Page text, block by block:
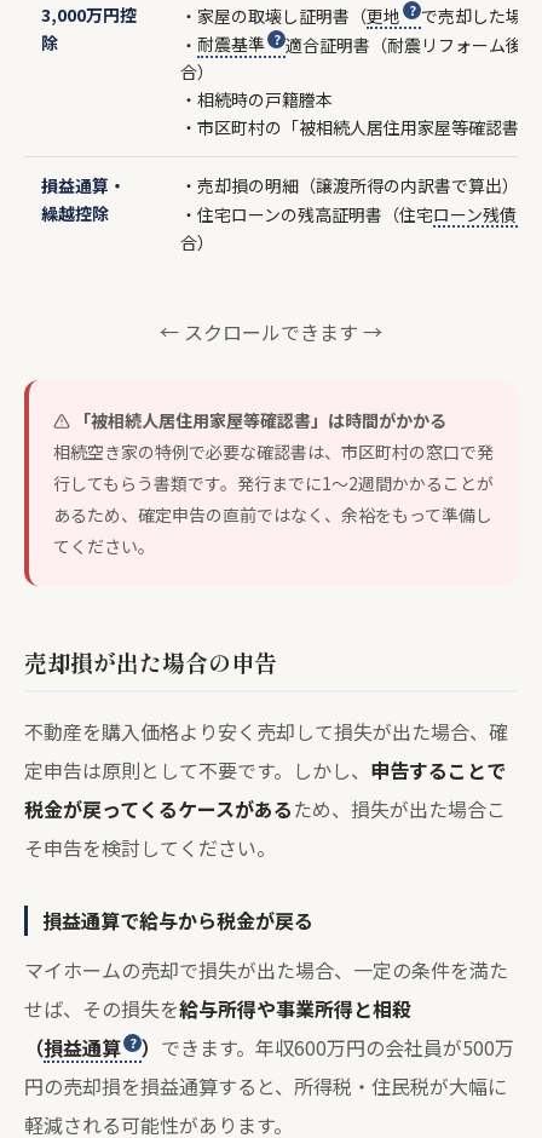
3,000万円控
除
・家屋の取壊し証明書（更地
で売却した場
・ 耐震基準
適合証明書（耐震リフォーム後
合）
・相続時の戸籍謄本
・市区町村の「被相続人居住用家屋等確認書」
損益通算・
繰越控除
・売却損の明細（譲渡所得の内訳書で算出）
・住宅ローンの残高証明書（住宅ローン残債
合）
← スクロールできます →
「被相続人居住用家屋等確認書」は時間がかかる
相続空き家の特例で必要な確認書は、市区町村の窓口で発
行してもらう書類です。発行までに1〜2週間かかることが
あるため、確定申告の直前ではなく、余裕をもって準備し
てください。
売却損が出た場合の申告
不動産を購入価格より安く売却して損失が出た場合、確
定申告は原則として不要です。しかし、 申告することで
税金が戻ってくるケースがあるため、損失が出た場合こ
そ申告を検討してください。
損益通算で給与から税金が戻る
マイホームの売却で損失が出た場合、一定の条件を満た
せば、その損失を給与所得や事業所得と相殺
（損益通算 ） できます。年収600万円の会社員が500万
円の売却損を損益通算すると、所得税・住民税が大幅に
軽減される可能性があります。